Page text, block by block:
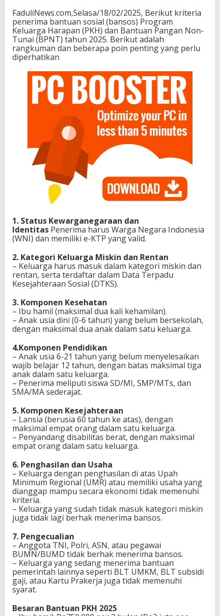
FaduliNews.com,Selasa/18/02/2025, Berikut kriteria
penerima bantuan sosial (bansos) Program
Keluarga Harapan (PKH) dan Bantuan Pangan Non-
Tunai (BPNT) tahun 2025. Berikut adalah
rangkuman dan beberapa poin penting yang perlu
diperhatikan
1. Status Kewarganegaraan dan
Identitas Penerima harus Warga Negara Indonesia
(WNI) dan memiliki e-KTP yang valid.
2. Kategori Keluarga Miskin dan Rentan
– Keluarga harus masuk dalam kategori miskin dan
rentan, serta terdaftar dalam Data Terpadu
Kesejahteraan Sosial (DTKS).
3. Komponen Kesehatan
– Ibu hamil (maksimal dua kali kehamilan).
– Anak usia dini (0-6 tahun) yang belum bersekolah,
dengan maksimal dua anak dalam satu keluarga.
4.Komponen Pendidikan
– Anak usia 6-21 tahun yang belum menyelesaikan
wajib belajar 12 tahun, dengan batas maksimal tiga
anak dalam satu keluarga.
– Penerima meliputi siswa SD/MI, SMP/MTs, dan
SMA/MA sederajat.
5. Komponen Kesejahteraan
– Lansia (berusia 60 tahun ke atas), dengan
maksimal empat orang dalam satu keluarga.
– Penyandang disabilitas berat, dengan maksimal
empat orang dalam satu keluarga.
6. Penghasilan dan Usaha
– Keluarga dengan penghasilan di atas Upah
Minimum Regional (UMR) atau memiliki usaha yang
dianggap mampu secara ekonomi tidak memenuhi
kriteria.
– Keluarga yang sudah tidak masuk kategori miskin
juga tidak lagi berhak menerima bansos.
7. Pengecualian
– Anggota TNI, Polri, ASN, atau pegawai
BUMN/BUMD tidak berhak menerima bansos.
– Keluarga yang sedang menerima bantuan
pemerintah lainnya seperti BLT UMKM, BLT subsidi
gaji, atau Kartu Prakerja juga tidak memenuhi
syarat.
Besaran Bantuan PKH 2025